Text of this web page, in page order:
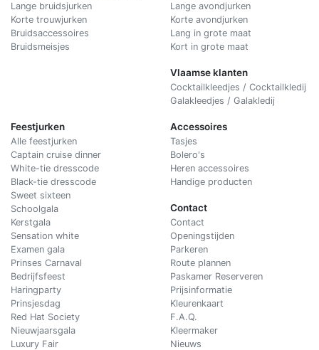
Lange bruidsjurken
Korte trouwjurken
Bruidsaccessoires
Bruidsmeisjes
Lange avondjurken
Korte avondjurken
Lang in grote maat
Kort in grote maat
Vlaamse klanten
Cocktailkleedjes / Cocktailkledij
Galakleedjes / Galakledij
Feestjurken
Alle feestjurken
Captain cruise dinner
White-tie dresscode
Black-tie dresscode
Sweet sixteen
Schoolgala
Kerstgala
Sensation white
Examen gala
Prinses Carnaval
Bedrijfsfeest
Haringparty
Prinsjesdag
Red Hat Society
Nieuwjaarsgala
Luxury Fair
Accessoires
Tasjes
Bolero's
Heren accessoires
Handige producten
Contact
Contact
Openingstijden
Parkeren
Route plannen
Paskamer Reserveren
Prijsinformatie
Kleurenkaart
F.A.Q.
Kleermaker
Nieuws